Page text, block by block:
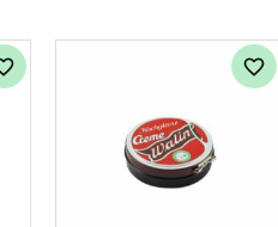
Lägg till i favoriter